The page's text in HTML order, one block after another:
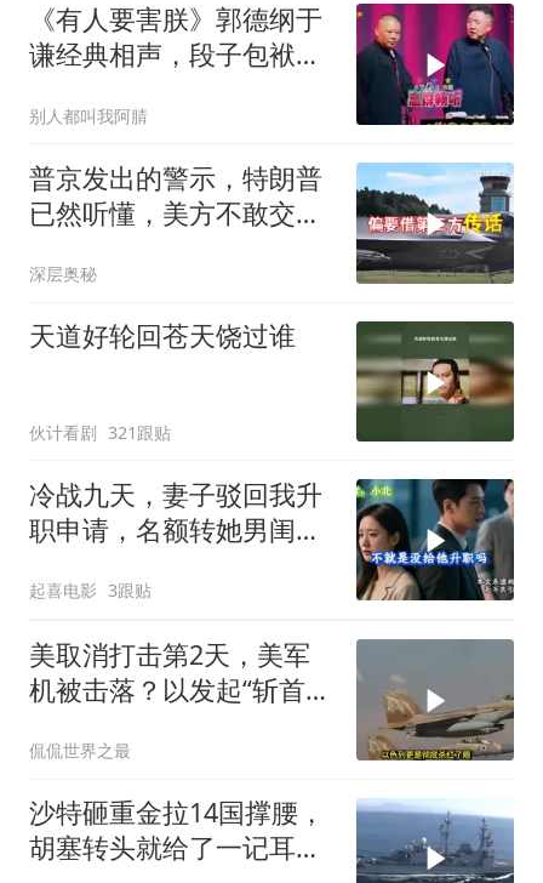
《有人要害朕》郭德纲于
谦经典相声，段子包袱满
别人都叫我阿腈
普京发出的警示，特朗普
已然听懂，美方不敢交出
深层奥秘
天道好轮回苍天饶过谁
伙计看剧 321跟贴
冷战九天，妻子驳回我升
职申请，名额转她男闺
起喜电影 3跟贴
美取消打击第2天，美军
机被击落？以发起“斩首行
侃侃世界之最
沙特砸重金拉14国撑腰，
胡塞转头就给了一记耳